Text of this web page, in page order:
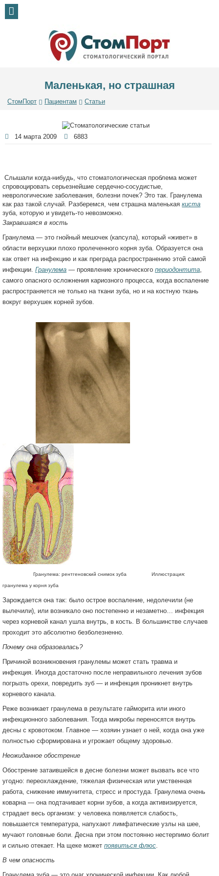
Маленькая, но страшная
СтомПорт Пациентам Статьи
14 марта 2009 6883
Слышали когда-нибудь, что стоматологическая проблема может
спровоцировать серьезнейшие сердечно-сосудистые,
неврологические заболевания, болезни почек? Это так. Гранулема
как раз такой случай. Разберемся, чем страшна маленькая киста
зуба, которую и увидеть-то невозможно.
Закравшаяся в кость
Гранулема — это гнойный мешочек (капсула), который «живет» в
области верхушки плохо пролеченного корня зуба. Образуется она
как ответ на инфекцию и как преграда распространению этой самой
инфекции. Гранулема — проявление хронического периодонтита
самого опасного осложнения кариозного процесса, когда воспаление
распространяется не только на ткани зуба, но и на костную ткань
вокруг верхушек корней зубов.
Гранулема: рентгеновский снимок зуба Иллюстрация:
гранулема у корня зуба
Зарождается она так: было острое воспаление, недолечили (не
вылечили), или возникало оно постепенно и незаметно… инфекция
через корневой канал ушла внутрь, в кость. В большинстве случаев
проходит это абсолютно безболезненно.
Почему она образовалась?
Причиной возникновения гранулемы может стать травма и
инфекция. Иногда достаточно после неправильного лечения зубов
погрызть орехи, повредить зуб — и инфекция проникнет внутрь
корневого канала.
Реже возникает гранулема в результате гайморита или иного
инфекционного заболевания. Тогда микробы переносятся внутрь
десны с кровотоком. Главное — хозяин узнает о ней, когда она уже
полностью сформирована и угрожает общему здоровью.
Неожиданное обострение
Обострение затаившейся в десне болезни может вызвать все что
угодно: переохлаждение, тяжелая физическая или умственная
работа, снижение иммунитета, стресс и простуда. Гранулема очень
коварна — она подтачивает корни зубов, а когда активизируется,
страдает весь организм: у человека появляется слабость,
повышается температура, напухают лимфатические узлы на шее,
мучают головные боли. Десна при этом постоянно нестерпимо болит
и сильно отекает. На щеке может появиться флюс
В чем опасность